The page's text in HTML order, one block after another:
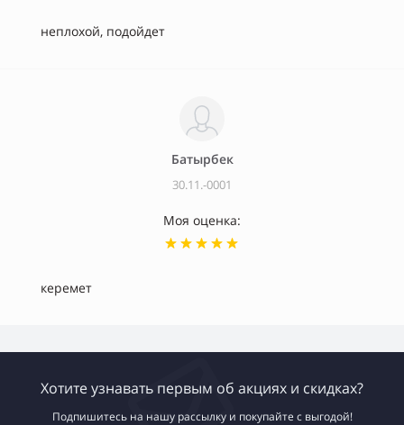
неплохой, подойдет
Батырбек
30.11.-0001
Моя оценка:
керемет
Хотите узнавать первым об акциях и скидках?
Подпишитесь на нашу рассылку и покупайте с выгодой!